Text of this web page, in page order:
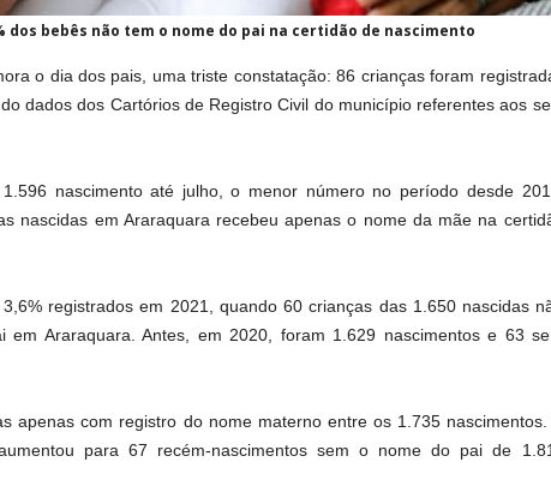
dos bebês não tem o nome do pai na certidão de nascimento
o dia dos pais, uma triste constatação: 86 crianças foram
dados dos Cartórios de Registro Civil do município referentes aos
nascimento até julho, o menor número no período desde
nascidas em Araraquara recebeu apenas o nome da mãe na
registrados em 2021, quando 60 crianças das 1.650 nascidas
em Araraquara. Antes, em 2020, foram 1.629 nascimentos e 63
apenas com registro do nome materno entre os 1.735
para 67 recém-nascimentos sem o nome do pai de